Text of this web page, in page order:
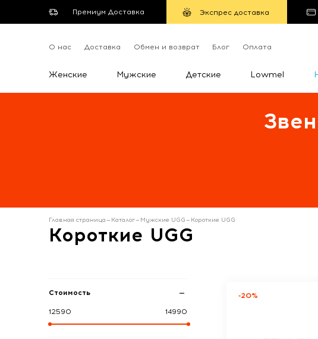
Премиум Доставка Экспрес доставка
О нас Доставка Обмен и возврат Блог Оплата
Женские Мужские Детские Lowmel
Главная страница— Каталог— Мужские UGG— Короткие UGG
Короткие UGG
Стоимость
12590 14990
-20%